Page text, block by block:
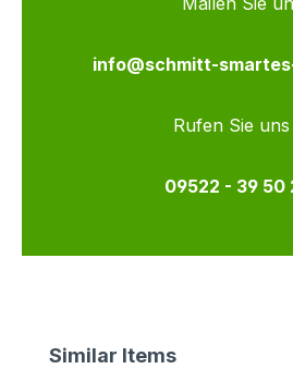
info@schmitt-
Rufen Sie
09522 - 39 50
Produktgalerie überspringen
Similar Items